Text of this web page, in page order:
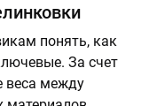
понять, как
За счет
веса между